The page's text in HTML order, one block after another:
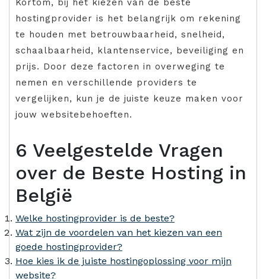
Kortom, bij het kiezen van de beste
hostingprovider is het belangrijk om rekening
te houden met betrouwbaarheid, snelheid,
schaalbaarheid, klantenservice, beveiliging en
prijs. Door deze factoren in overweging te
nemen en verschillende providers te
vergelijken, kun je de juiste keuze maken voor
jouw websitebehoeften.
6 Veelgestelde Vragen
over de Beste Hosting in
België
Welke hostingprovider is de beste?
Wat zijn de voordelen van het kiezen van een
goede hostingprovider?
Hoe kies ik de juiste hostingoplossing voor mijn
website?